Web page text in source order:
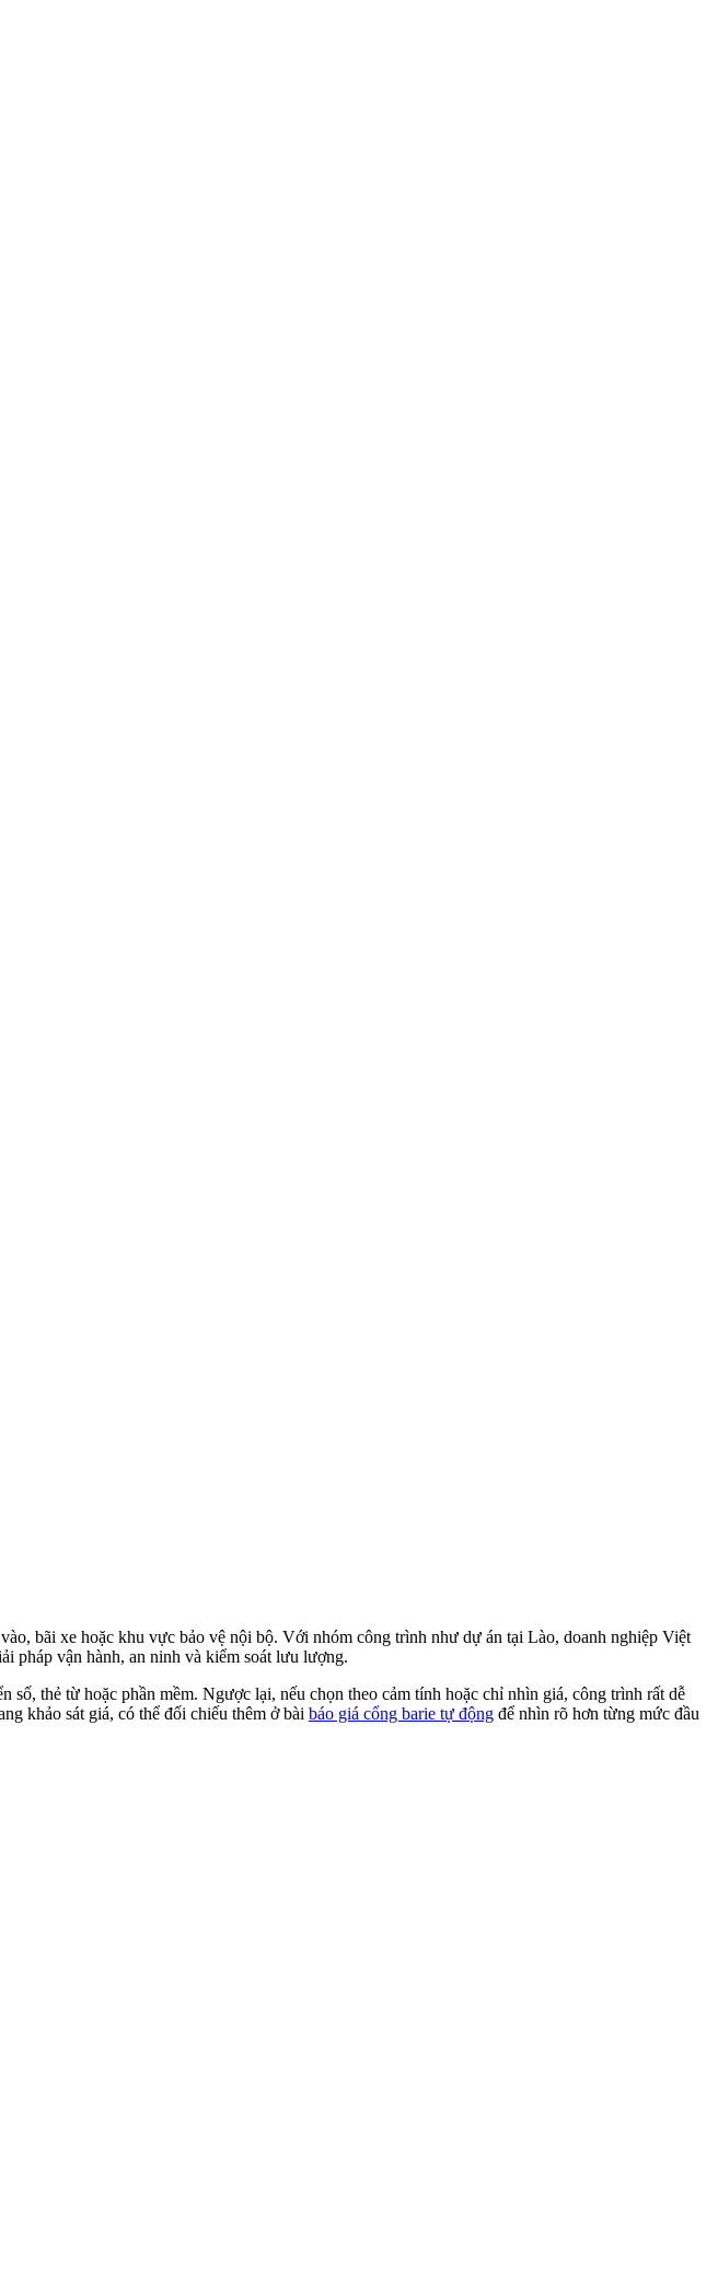
bãi xe hoặc khu vực bảo vệ nội bộ. Với nhóm công trình như dự án tại Lào, doanh nghiệp Việt
pháp vận hành, an ninh và kiểm soát lưu lượng.
thẻ từ hoặc phần mềm. Ngược lại, nếu chọn theo cảm tính hoặc chỉ nhìn giá, công trình rất dễ
khảo sát giá, có thể đối chiếu thêm ở bài báo giá cổng barie tự động để nhìn rõ hơn từng mức đầu